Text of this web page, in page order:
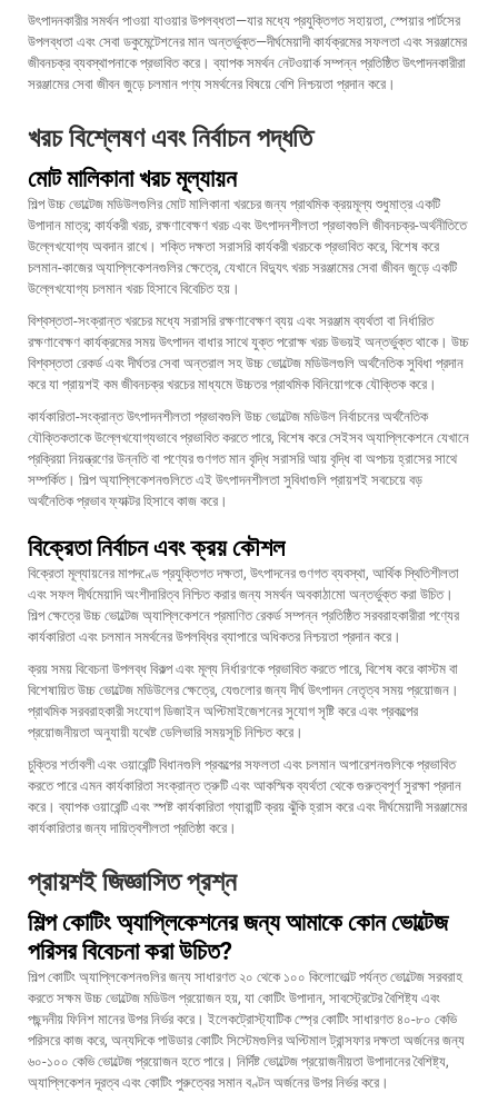
উৎপাদনকারীর সমর্থন পাওয়া যাওয়ার উপলব্ধতা—যার মধ্যে প্রযুক্তিগত সহায়তা, স্পেয়ার পার্টসের
উপলব্ধতা এবং সেবা ডকুমেন্টেশনের মান অন্তর্ভুক্ত—দীর্ঘমেয়াদী কার্যক্রমের সফলতা এবং সরঞ্জামের
জীবনচক্র ব্যবস্থাপনাকে প্রভাবিত করে। ব্যাপক সমর্থন নেটওয়ার্ক সম্পন্ন প্রতিষ্ঠিত উৎপাদনকারীরা
সরঞ্জামের সেবা জীবন জুড়ে চলমান পণ্য সমর্থনের বিষয়ে বেশি নিশ্চয়তা প্রদান করে।
খরচ বিশ্লেষণ এবং নির্বাচন পদ্ধতি
মোট মালিকানা খরচ মূল্যায়ন
শিল্প উচ্চ ভোল্টেজ মডিউলগুলির মোট মালিকানা খরচের জন্য প্রাথমিক ক্রয়মূল্য শুধুমাত্র একটি
উপাদান মাত্র; কার্যকরী খরচ, রক্ষণাবেক্ষণ খরচ এবং উৎপাদনশীলতা প্রভাবগুলি জীবনচক্র-অর্থনীতিতে
উল্লেখযোগ্য অবদান রাখে। শক্তি দক্ষতা সরাসরি কার্যকরী খরচকে প্রভাবিত করে, বিশেষ করে
চলমান-কাজের অ্যাপ্লিকেশনগুলির ক্ষেত্রে, যেখানে বিদ্যুৎ খরচ সরঞ্জামের সেবা জীবন জুড়ে একটি
উল্লেখযোগ্য চলমান খরচ হিসাবে বিবেচিত হয়।
বিশ্বস্ততা-সংক্রান্ত খরচের মধ্যে সরাসরি রক্ষণাবেক্ষণ ব্যয় এবং সরঞ্জাম ব্যর্থতা বা নির্ধারিত
রক্ষণাবেক্ষণ কার্যক্রমের সময় উৎপাদন বাধার সাথে যুক্ত পরোক্ষ খরচ উভয়ই অন্তর্ভুক্ত থাকে। উচ্চ
বিশ্বস্ততা রেকর্ড এবং দীর্ঘতর সেবা অন্তরাল সহ উচ্চ ভোল্টেজ মডিউলগুলি অর্থনৈতিক সুবিধা প্রদান
করে যা প্রায়শই কম জীবনচক্র খরচের মাধ্যমে উচ্চতর প্রাথমিক বিনিয়োগকে যৌক্তিক করে।
কার্যকারিতা-সংক্রান্ত উৎপাদনশীলতা প্রভাবগুলি উচ্চ ভোল্টেজ মডিউল নির্বাচনের অর্থনৈতিক
যৌক্তিকতাকে উল্লেখযোগ্যভাবে প্রভাবিত করতে পারে, বিশেষ করে সেইসব অ্যাপ্লিকেশনে যেখানে
প্রক্রিয়া নিয়ন্ত্রণের উন্নতি বা পণ্যের গুণগত মান বৃদ্ধি সরাসরি আয় বৃদ্ধি বা অপচয় হ্রাসের সাথে
সম্পর্কিত। শিল্প অ্যাপ্লিকেশনগুলিতে এই উৎপাদনশীলতা সুবিধাগুলি প্রায়শই সবচেয়ে বড়
অর্থনৈতিক প্রভাব ফ্যাক্টর হিসাবে কাজ করে।
বিক্রেতা নির্বাচন এবং ক্রয় কৌশল
বিক্রেতা মূল্যায়নের মাপদণ্ডে প্রযুক্তিগত দক্ষতা, উৎপাদনের গুণগত ব্যবস্থা, আর্থিক স্থিতিশীলতা
এবং সফল দীর্ঘমেয়াদি অংশীদারিত্ব নিশ্চিত করার জন্য সমর্থন অবকাঠামো অন্তর্ভুক্ত করা উচিত।
শিল্প ক্ষেত্রে উচ্চ ভোল্টেজ অ্যাপ্লিকেশনে প্রমাণিত রেকর্ড সম্পন্ন প্রতিষ্ঠিত সরবরাহকারীরা পণ্যের
কার্যকারিতা এবং চলমান সমর্থনের উপলব্ধির ব্যাপারে অধিকতর নিশ্চয়তা প্রদান করে।
ক্রয় সময় বিবেচনা উপলব্ধ বিকল্প এবং মূল্য নির্ধারণকে প্রভাবিত করতে পারে, বিশেষ করে কাস্টম বা
বিশেষায়িত উচ্চ ভোল্টেজ মডিউলের ক্ষেত্রে, যেগুলোর জন্য দীর্ঘ উৎপাদন নেতৃত্ব সময় প্রয়োজন।
প্রাথমিক সরবরাহকারী সংযোগ ডিজাইন অপ্টিমাইজেশনের সুযোগ সৃষ্টি করে এবং প্রকল্পের
প্রয়োজনীয়তা অনুযায়ী যথেষ্ট ডেলিভারি সময়সূচি নিশ্চিত করে।
চুক্তির শর্তাবলী এবং ওয়ারেন্টি বিধানগুলি প্রকল্পের সফলতা এবং চলমান অপারেশনগুলিকে প্রভাবিত
করতে পারে এমন কার্যকারিতা সংক্রান্ত ত্রুটি এবং আকস্মিক ব্যর্থতা থেকে গুরুত্বপূর্ণ সুরক্ষা প্রদান
করে। ব্যাপক ওয়ারেন্টি এবং স্পষ্ট কার্যকারিতা গ্যারান্টি ক্রয় ঝুঁকি হ্রাস করে এবং দীর্ঘমেয়াদী সরঞ্জামের
কার্যকারিতার জন্য দায়িত্বশীলতা প্রতিষ্ঠা করে।
প্রায়শই জিজ্ঞাসিত প্রশ্ন
শিল্প কোটিং অ্যাপ্লিকেশনের জন্য আমাকে কোন ভোল্টেজ
পরিসর বিবেচনা করা উচিত?
শিল্প কোটিং অ্যাপ্লিকেশনগুলির জন্য সাধারণত ২০ থেকে ১০০ কিলোভোল্ট পর্যন্ত ভোল্টেজ সরবরাহ
করতে সক্ষম উচ্চ ভোল্টেজ মডিউল প্রয়োজন হয়, যা কোটিং উপাদান, সাবস্ট্রেটের বৈশিষ্ট্য এবং
পছন্দনীয় ফিনিশ মানের উপর নির্ভর করে। ইলেকট্রোস্ট্যাটিক স্প্রে কোটিং সাধারণত ৪০-৮০ কেভি
পরিসরে কাজ করে, অন্যদিকে পাউডার কোটিং সিস্টেমগুলির অপ্টিমাল ট্রান্সফার দক্ষতা অর্জনের জন্য
৬০-১০০ কেভি ভোল্টেজ প্রয়োজন হতে পারে। নির্দিষ্ট ভোল্টেজ প্রয়োজনীয়তা উপাদানের বৈশিষ্ট্য,
অ্যাপ্লিকেশন দূরত্ব এবং কোটিং পুরুত্বের সমান বণ্টন অর্জনের উপর নির্ভর করে।